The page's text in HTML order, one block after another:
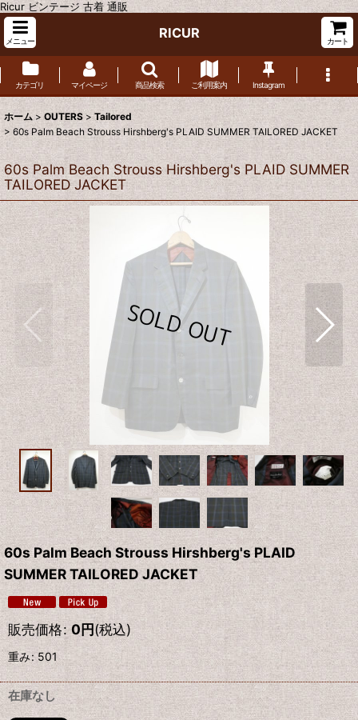
Ricur ビンテージ 古着 通販
メニュー
RICUR
カート
カテゴリ マイページ 商品検索 ご利用案内 Instagram
ホーム > OUTERS > Tailored
> 60s Palm Beach Strouss Hirshberg's PLAID SUMMER TAILORED JACKET
60s Palm Beach Strouss Hirshberg's PLAID SUMMER
TAILORED JACKET
60s Palm Beach Strouss Hirshberg's PLAID
SUMMER TAILORED JACKET
販売価格: 0円(税込)
重み:501
在庫なし